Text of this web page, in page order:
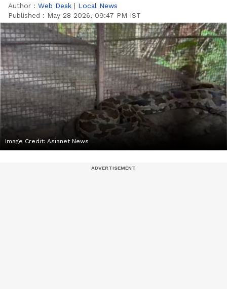
Author : Web Desk | Local News
Published : May 28 2026, 09:47 PM IST
Image Credit: Asianet News